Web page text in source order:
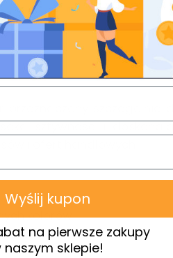
szczególnie
sztywność i
i ofert handlowych.
kolorów.
Wyślij kupon
na pierwsze zakupy
naszym sklepie!